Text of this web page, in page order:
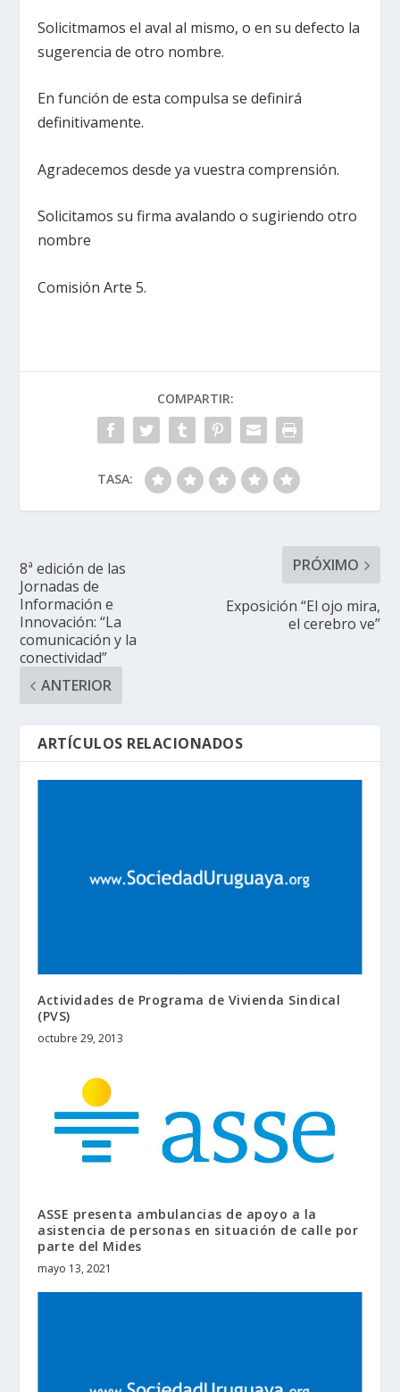
Solicitmamos el aval al mismo, o en su defecto la
sugerencia de otro nombre.
En función de esta compulsa se definirá
definitivamente.
Agradecemos desde ya vuestra comprensión.
Solicitamos su firma avalando o sugiriendo otro
nombre
Comisión Arte 5.
COMPARTIR:
TASA:
8ª edición de las
Jornadas de
Información e
Innovación: “La
comunicación y la
conectividad”
ANTERIOR
PRÓXIMO
Exposición “El ojo mira,
el cerebro ve”
ARTÍCULOS RELACIONADOS
Actividades de Programa de Vivienda Sindical
(PVS)
octubre 29, 2013
ASSE presenta ambulancias de apoyo a la
asistencia de personas en situación de calle por
parte del Mides
mayo 13, 2021